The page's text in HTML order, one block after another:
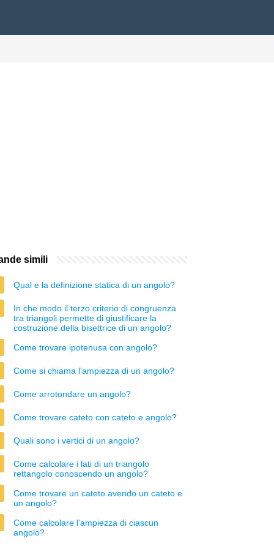
simili
Qual e la definizione statica di un angolo?
In che modo il terzo criterio di congruenza
tra triangoli permette di giustificare la
costruzione della bisettrice di un angolo?
Come trovare ipotenusa con angolo?
Come si chiama l'ampiezza di un angolo?
Come arrotondare un angolo?
Come trovare cateto con cateto e angolo?
Quali sono i vertici di un angolo?
Come calcolare i lati di un triangolo
rettangolo conoscendo un angolo?
Come trovare un cateto avendo un cateto e
un angolo?
Come calcolare l'ampiezza di ciascun
angolo?